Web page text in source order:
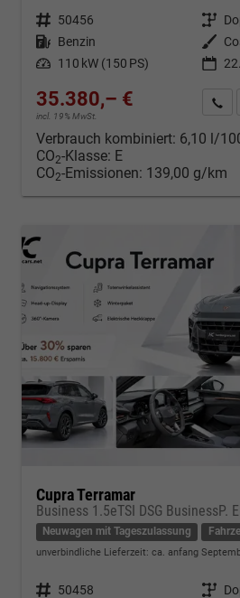
Fahrzeugnr. 50456 Getriebe
Kraftstoff Benzin Außenfarbe
Leistung 110 kW (150 PS)
35.380,– €
incl. 19% MwSt.
Verbrauch kombiniert: 6,10 l/
CO2-Klasse: E
CO2-Emissionen: 139,00 g/km
Cupra Terramar
Neuwagen mit Tageszulassung
unverbindliche Lieferzeit: ca. anfang
Fahrzeugnr. 50458 Getriebe